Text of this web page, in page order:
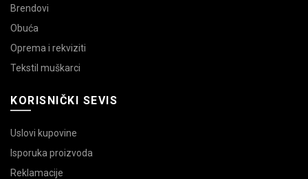
Brendovi
Obuća
Oprema i rekviziti
Tekstil muškarci
KORISNIČKI SEVIS
Uslovi kupovine
Isporuka proizvoda
Reklamacije